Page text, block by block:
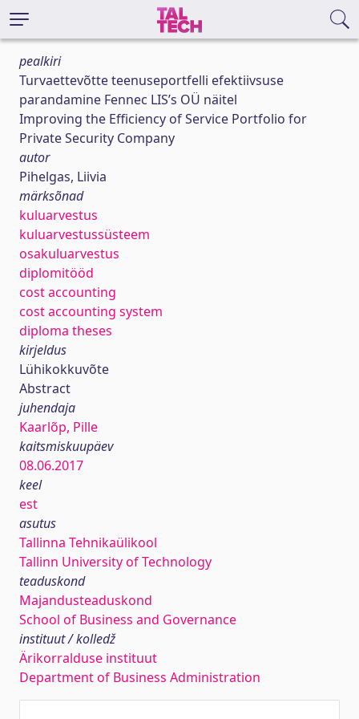
pealkiri
Turvaettevõtte teenuseportfelli efektiivsuse
parandamine Fennec LIS’s OÜ näitel
Improving the Efficiency of Service Portfolio for
Private Security Company
autor
Pihelgas, Liivia
märksõnad
kuluarvestus
kuluarvestussüsteem
osakuluarvestus
diplomitööd
cost accounting
cost accounting system
diploma theses
kirjeldus
Lühikokkuvõte
Abstract
juhendaja
Kaarlõp, Pille
kaitsmiskuupäev
08.06.2017
keel
est
asutus
Tallinna Tehnikaülikool
Tallinn University of Technology
teaduskond
Majandusteaduskond
School of Business and Governance
instituut / kolledž
Ärikorralduse instituut
Department of Business Administration